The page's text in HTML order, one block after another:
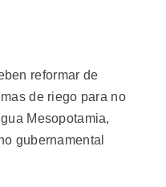
reformar de
de riego para no
Mesopotamia,
gubernamental